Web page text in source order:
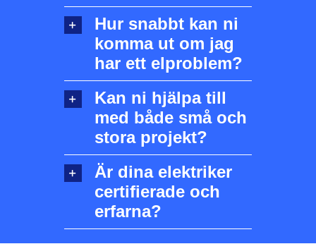
Hur snabbt kan ni
komma ut om jag
har ett elproblem?
Kan ni hjälpa till
med både små och
stora projekt?
Är dina elektriker
certifierade och
erfarna?